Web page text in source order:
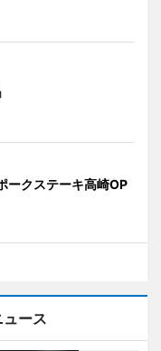
ークステーキ高崎OP
ース